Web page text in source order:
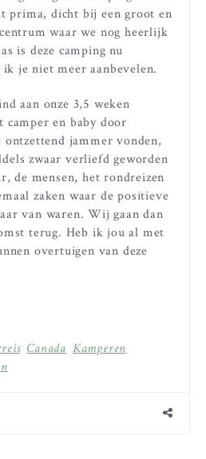
prima, dicht bij een groot en
waar we nog heerlijk
is deze camping nu
je niet meer aanbevelen.
aan onze 3,5 weken
camper en baby door
ontzettend jammer vonden,
zwaar verliefd geworden
de mensen, het rondreizen
zaken waar de positieve
van waren. Wij gaan dan
terug. Heb ik jou al met
overtuigen van deze
Canada Kamperen